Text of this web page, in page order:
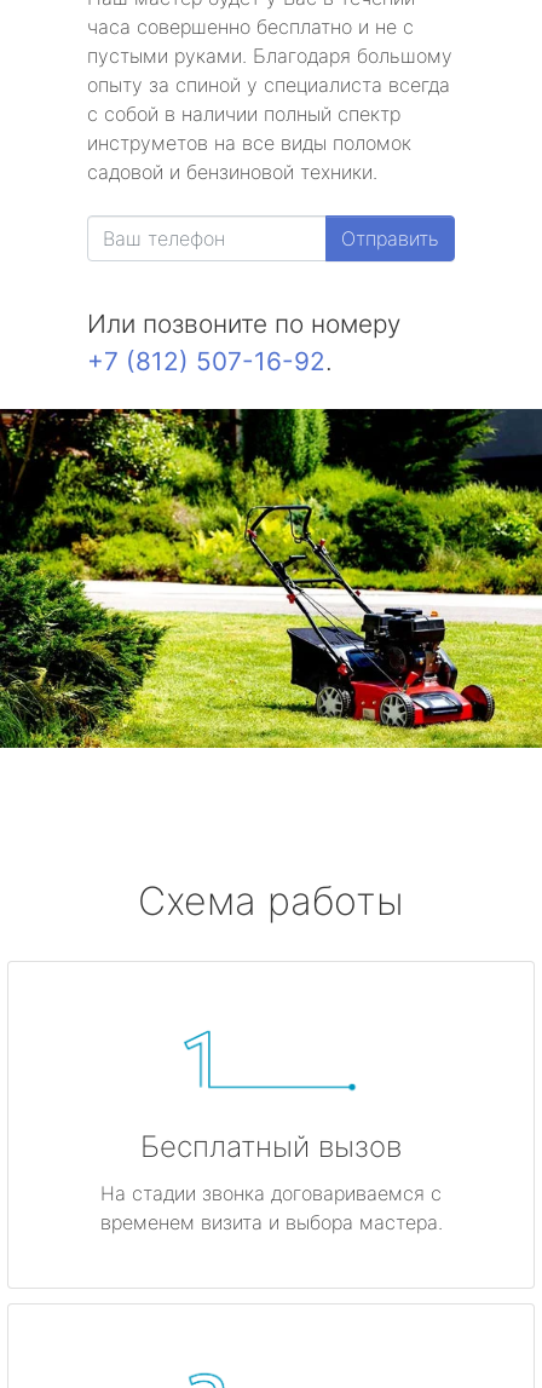
часа совершенно бесплатно и не с
пустыми руками. Благодаря большому
опыту за спиной у специалиста всегда
с собой в наличии полный спектр
инструметов на все виды поломок
садовой и бензиновой техники.
Отправить
Или позвоните по номеру
+7 (812) 507-16-92.
Схема работы
Бесплатный вызов
На стадии звонка договариваемся с
временем визита и выбора мастера.